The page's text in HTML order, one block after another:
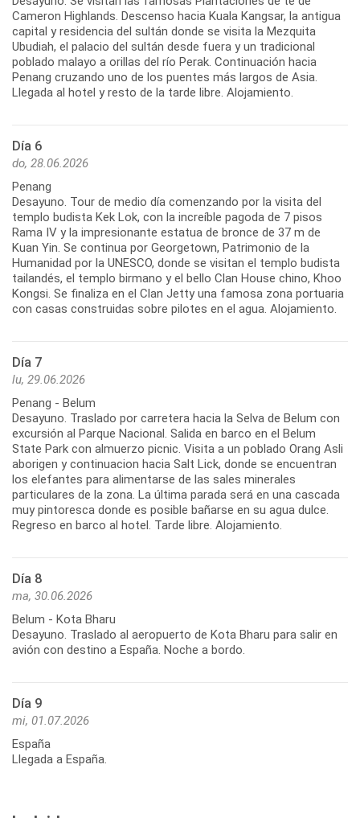
Cameron Highlands. Descenso hacia Kuala Kangsar, la antigua
capital y residencia del sultán donde se visita la Mezquita
Ubudiah, el palacio del sultán desde fuera y un tradicional
poblado malayo a orillas del río Perak. Continuación hacia
Penang cruzando uno de los puentes más largos de Asia.
Llegada al hotel y resto de la tarde libre. Alojamiento.
Día 6
do, 28.06.2026
Penang
Desayuno. Tour de medio día comenzando por la visita del
templo budista Kek Lok, con la increíble pagoda de 7 pisos
Rama IV y la impresionante estatua de bronce de 37 m de
Kuan Yin. Se continua por Georgetown, Patrimonio de la
Humanidad por la UNESCO, donde se visitan el templo budista
tailandés, el templo birmano y el bello Clan House chino, Khoo
Kongsi. Se finaliza en el Clan Jetty una famosa zona portuaria
con casas construidas sobre pilotes en el agua. Alojamiento.
Día 7
lu, 29.06.2026
Penang - Belum
Desayuno. Traslado por carretera hacia la Selva de Belum con
excursión al Parque Nacional. Salida en barco en el Belum
State Park con almuerzo picnic. Visita a un poblado Orang Asli
aborigen y continuacion hacia Salt Lick, donde se encuentran
los elefantes para alimentarse de las sales minerales
particulares de la zona. La última parada será en una cascada
muy pintoresca donde es posible bañarse en su agua dulce.
Regreso en barco al hotel. Tarde libre. Alojamiento.
Día 8
ma, 30.06.2026
Belum - Kota Bharu
Desayuno. Traslado al aeropuerto de Kota Bharu para salir en
avión con destino a España. Noche a bordo.
Día 9
mi, 01.07.2026
España
Llegada a España.